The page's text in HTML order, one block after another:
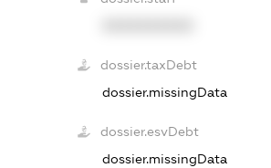
dossier.taxDebt
dossier.missingData
dossier.esvDebt
dossier.missingData